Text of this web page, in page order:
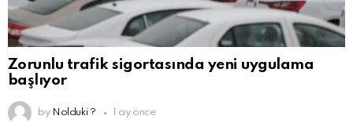
Zorunlu trafik sigortasında yeni uygulama
başlıyor
by Nolduki ? 1 ay önce